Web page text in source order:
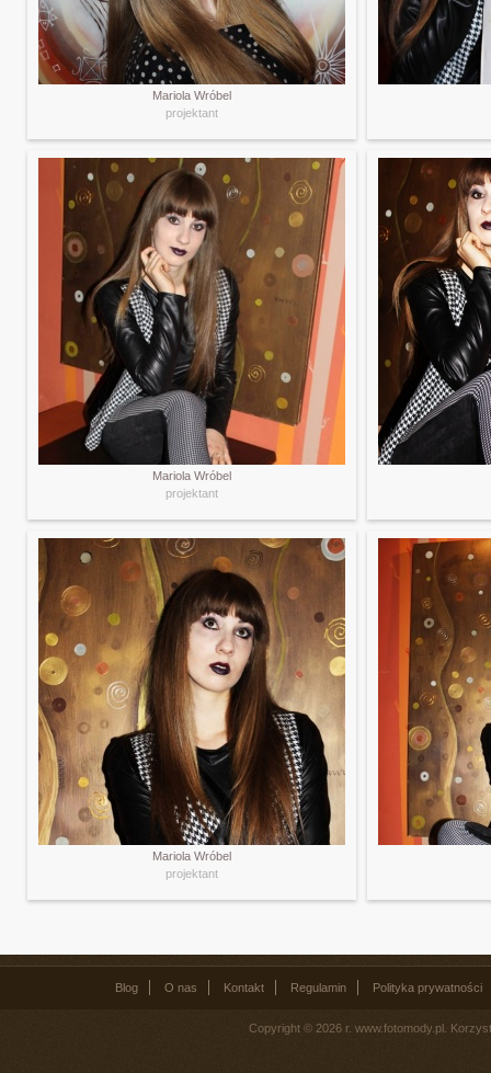
Mariola Wróbel
projektant
Mariola Wróbel
projektant
Mariola Wróbel
projektant
Blog O nas Kontakt Regulamin Polityka prywatności
Copyright © 2026 r. www.fotomody.pl.